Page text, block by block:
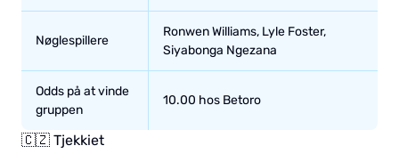
Nøglespillere
Ronwen Williams, Lyle Foster,
Siyabonga Ngezana
Odds på at vinde
gruppen
10.00 hos Betoro
🇨🇿 Tjekkiet